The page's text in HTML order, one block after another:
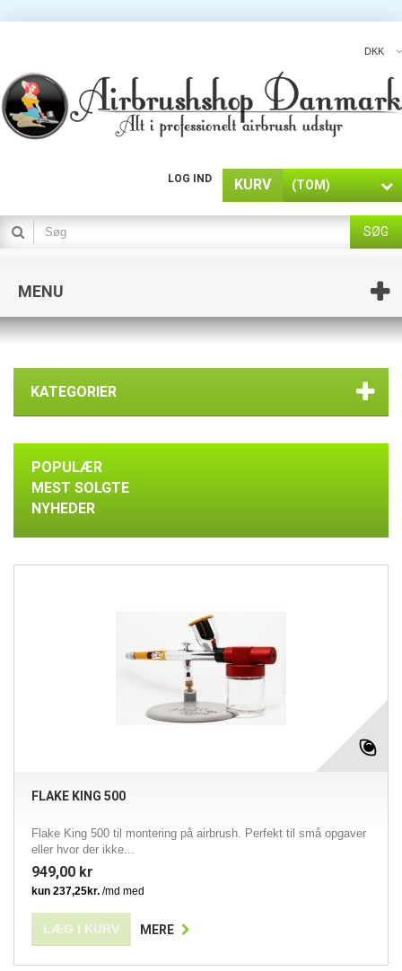
DKK
KURV (TOM)
LOG IND
SØG
MENU
KATEGORIER
POPULÆR
MEST SOLGTE
NYHEDER
FLAKE KING 500
Flake King 500 til montering på airbrush. Perfekt til små opgaver
eller hvor der ikke...
949,00 kr
LÆG I KURV MERE